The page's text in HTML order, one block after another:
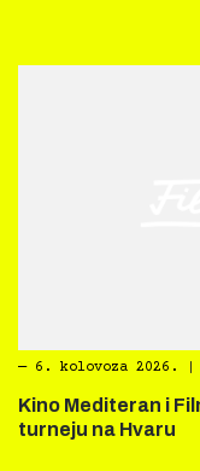
― 6. kolovoza 2026.
Kino Mediteran i
turneju na Hvaru